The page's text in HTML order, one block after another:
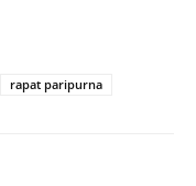
rapat paripurna